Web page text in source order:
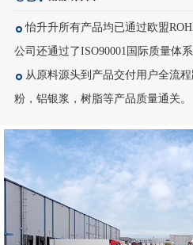
从原料源头到产品交付用户全流
粉，铝银浆，树脂等产品质量通关。